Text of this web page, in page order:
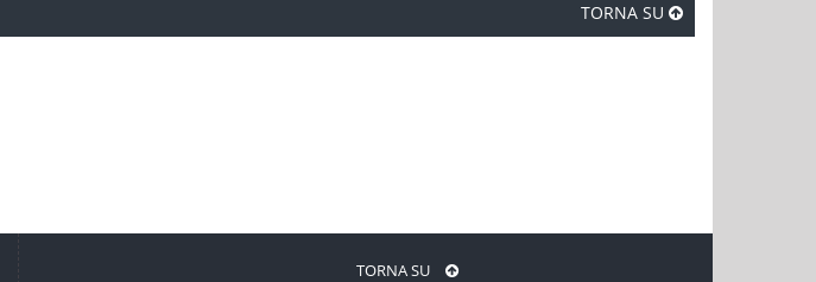
TORNA SU
TORNA SU